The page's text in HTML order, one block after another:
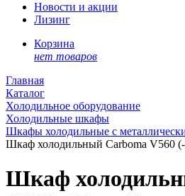
Новости и акции
Лизинг
Корзина
нет товаров
Главная
Каталог
Холодильное оборудование
Холодильные шкафы
Шкафы холодильные с
Шкаф холодильный Carboma V560
Шкаф